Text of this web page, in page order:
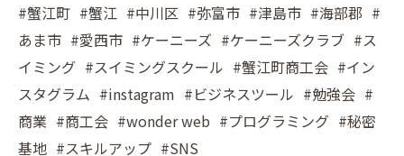
#蟹江町 #蟹江 #中川区 #弥富市 #津島市 #海部郡 #
あま市 #愛西市 #ケーニーズ #ケーニーズクラブ #ス
イミング #スイミングスクール #蟹江町商工会 #イン
スタグラム #instagram #ビジネスツール #勉強会 #
商業 #商工会 #wonder web #プログラミング #秘密
基地 #スキルアップ #SNS